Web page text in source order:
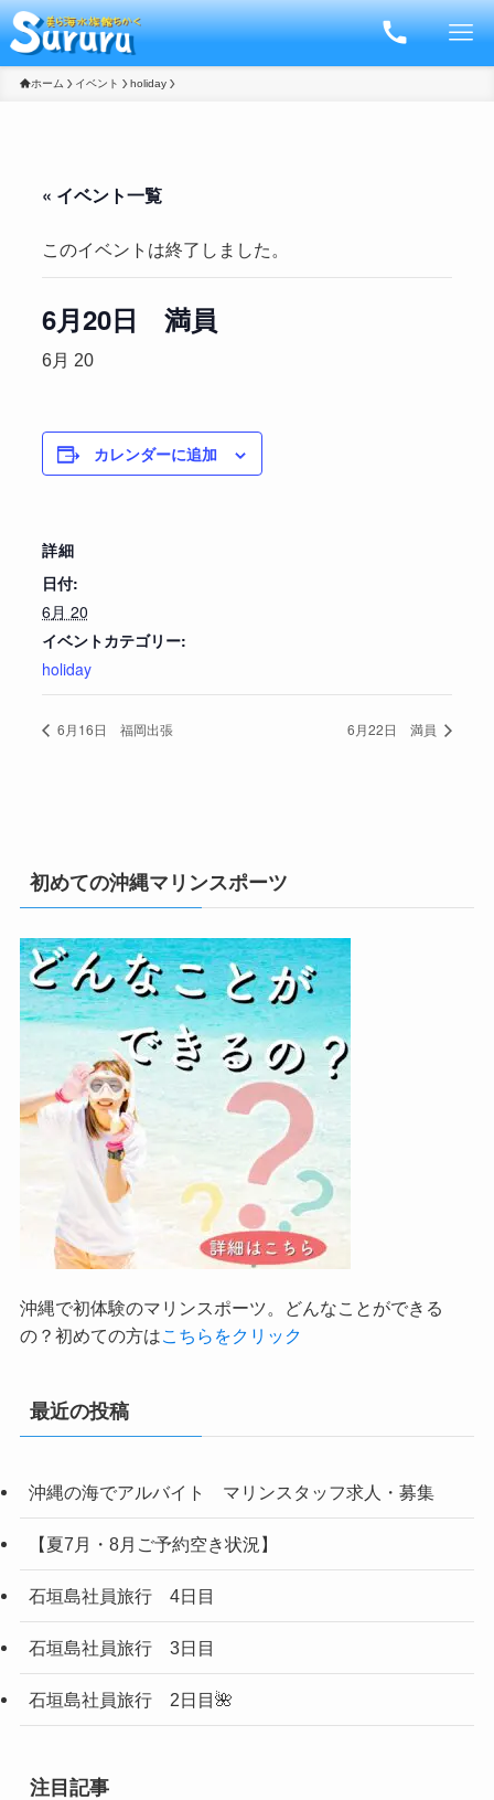
ホーム イベント holiday
« イベント一覧
このイベントは終了しました。
6月20日 満員
6月 20
カレンダーに追加
詳細
日付:
6月 20
イベントカテゴリー:
holiday
6月16日 福岡出張 6月22日 満員
初めての沖縄マリンスポーツ
沖縄で初体験のマリンスポーツ。どんなことができる
の？初めての方はこちらをクリック
最近の投稿
沖縄の海でアルバイト マリンスタッフ求人・募集
【夏7月・8月ご予約空き状況】
石垣島社員旅行 4日目
石垣島社員旅行 3日目
石垣島社員旅行 2日目🌺
注目記事